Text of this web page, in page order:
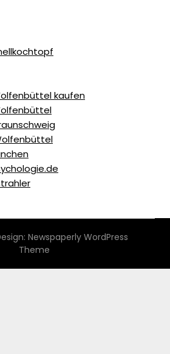
kaufen
Newspaperly WordPress
Theme